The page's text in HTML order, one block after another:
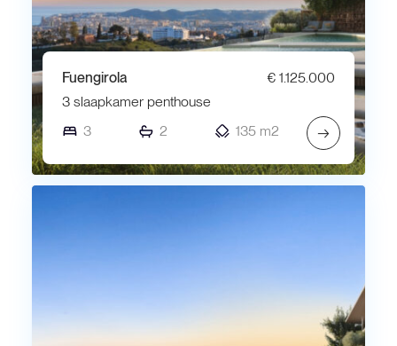
Fuengirola
€ 1.125.000
3 slaapkamer penthouse
3
2 135 m2 →